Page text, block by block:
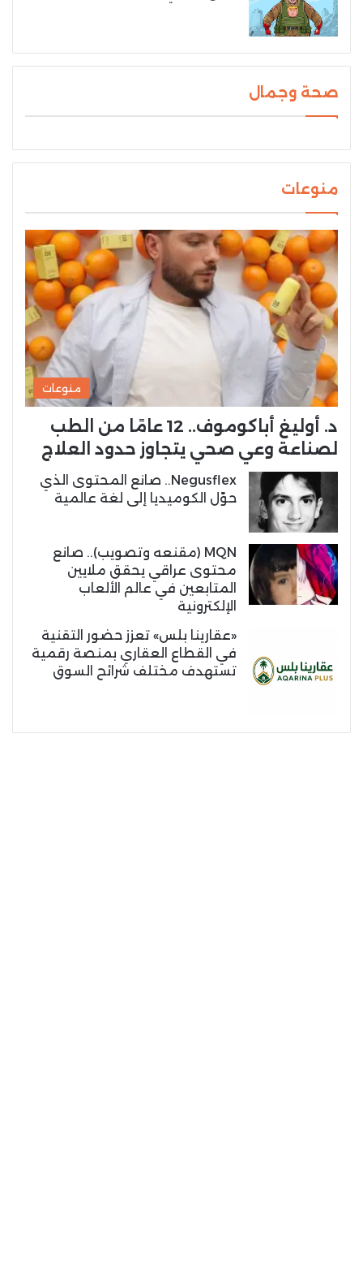
صحة وجمال
منوعات
منوعات
د. أوليغ أباكوموف.. 12 عامًا من الطب
لصناعة وعي صحي يتجاوز حدود العلاج
Negusflex.. صانع المحتوى الذي
حوّل الكوميديا إلى لغة عالمية
MQN (مقنعه وتصويب).. صانع
محتوى عراقي يحقق ملايين
المتابعين في عالم الألعاب
الإلكترونية
«عقارينا بلس» تعزز حضور التقنية
في القطاع العقاري بمنصة رقمية
تستهدف مختلف شرائح السوق